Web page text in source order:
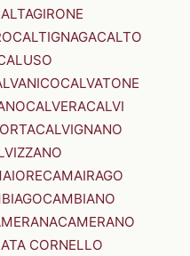
CALTIGNAGACALTO
CALVATONE
CALVERACALVI
CALVIGNANO
CAMAIRAGO
CAMBIANO
CAMERANO
CORNELLO